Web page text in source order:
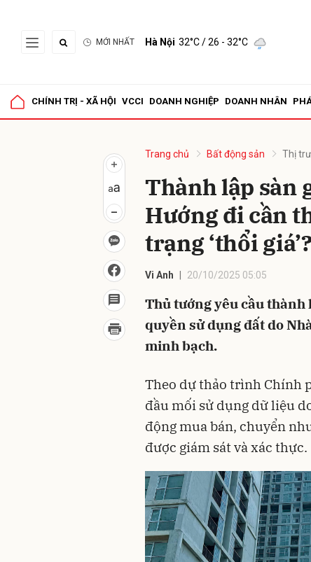
MỚI NHẤT Hà Nội 32°C/ 26 - 32°C
CHÍNH TRỊ - XÃ HỘI VCCI DOANH NGHIỆP DOANH NHÂN
Trang chủ Bất động sản Thị
Thành lập sàn
Hướng đi cần
trạng ‘thổi
Vi Anh 20/10/2025 05:05
Thủ tướng yêu cầu thành
quyền sử dụng đất do
minh bạch.
Theo dự thảo trình Chính
đầu mối sử dụng dữ liệu
động mua bán, chuyển
được giám sát và xác thực.